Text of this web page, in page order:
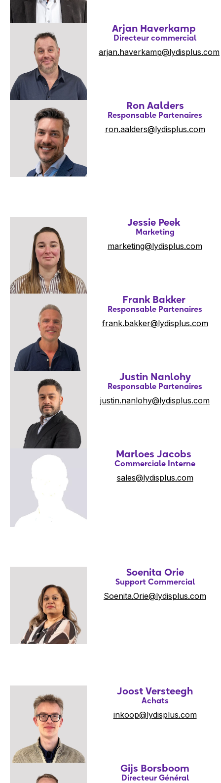
Arjan Haverkamp
Directeur commercial
arjan.haverkamp@lydisplus.com
Ron Aalders
Responsable Partenaires
ron.aalders@lydisplus.com
Jessie Peek
Marketing
marketing@lydisplus.com
Frank Bakker
Responsable Partenaires
frank.bakker@lydisplus.com
Justin Nanlohy
Responsable Partenaires
justin.nanlohy@lydisplus.com
Marloes Jacobs
Commerciale Interne
sales@lydisplus.com
Soenita Orie
Support Commercial
Soenita.Orie@lydisplus.com
Joost Versteegh
Achats
inkoop@lydisplus.com
Gijs Borsboom
Directeur Général